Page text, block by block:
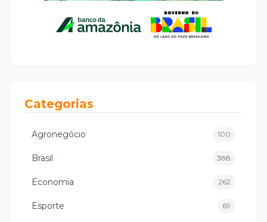
Categorias
Agronegócio 100
Brasil 388
Economia 262
Esporte 69